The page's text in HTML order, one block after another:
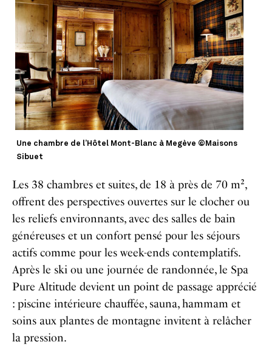
Une chambre de l’Hôtel Mont-Blanc à Megève ©Maisons
Sibuet
Les 38 chambres et suites, de 18 à près de 70 m²,
offrent des perspectives ouvertes sur le clocher ou
les reliefs environnants, avec des salles de bain
généreuses et un confort pensé pour les séjours
actifs comme pour les week-ends contemplatifs.
Après le ski ou une journée de randonnée, le Spa
Pure Altitude devient un point de passage apprécié
: piscine intérieure chauffée, sauna, hammam et
soins aux plantes de montagne invitent à relâcher
la pression.